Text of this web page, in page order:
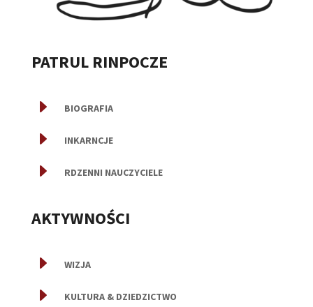
PATRUL RINPOCZE
E BIOGRAFIA
E INKARNCJE
E RDZENNI NAUCZYCIELE
AKTYWNOŚCI
E WIZJA
E KULTURA & DZIEDZICTWO